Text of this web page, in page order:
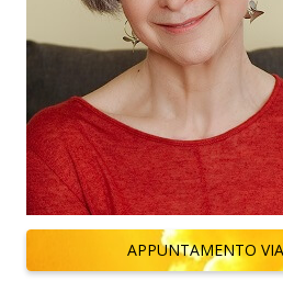
APPUNTAMENTO